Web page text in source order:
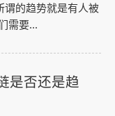
谓的趋势就是有人被
需要...
是否还是趋